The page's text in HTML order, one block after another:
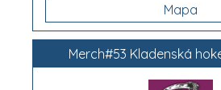
Mapa
Merch#53 Kladenská